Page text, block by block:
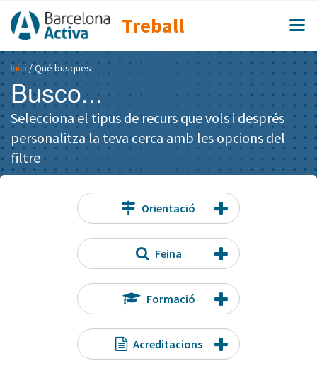
Treball
Inici / Qué busques
Busco...
Selecciona el tipus de recurs que vols i després
personalitza la teva cerca amb les opcions del
filtre
Orientació
Feina
Formació
Acreditacions